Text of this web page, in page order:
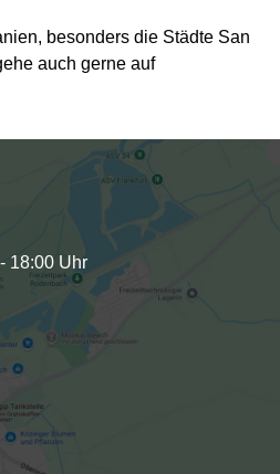
besonders die Städte San
auch gerne auf
18:00 Uhr